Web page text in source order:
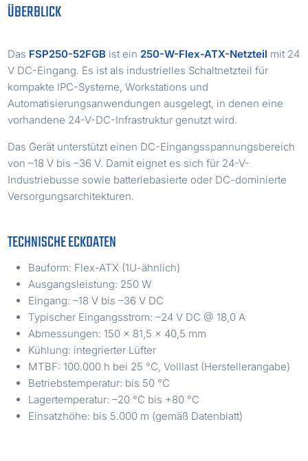
ÜBERBLICK
Das FSP250-52FGB ist ein 250-W-Flex-ATX-Netzteil mit 24
V DC-Eingang. Es ist als industrielles Schaltnetzteil für
kompakte IPC-Systeme, Workstations und
Automatisierungsanwendungen ausgelegt, in denen eine
vorhandene 24-V-DC-Infrastruktur genutzt wird.
Das Gerät unterstützt einen DC-Eingangsspannungsbereich
von –18 V bis –36 V. Damit eignet es sich für 24-V-
Industriebusse sowie batteriebasierte oder DC-dominierte
Versorgungsarchitekturen.
TECHNISCHE ECKDATEN
Bauform: Flex-ATX (1U-ähnlich)
Ausgangsleistung: 250 W
Eingang: –18 V bis –36 V DC
Typischer Eingangsstrom: –24 V DC @ 18,0 A
Abmessungen: 150 × 81,5 × 40,5 mm
Kühlung: integrierter Lüfter
MTBF: 100.000 h bei 25 °C, Volllast (Herstellerangabe)
Betriebstemperatur: bis 50 °C
Lagertemperatur: –20 °C bis +80 °C
Einsatzhöhe: bis 5.000 m (gemäß Datenblatt)